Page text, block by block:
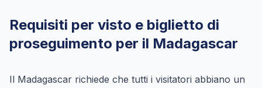
Requisiti per visto e biglietto di
proseguimento per il Madagascar
Il Madagascar richiede che tutti i visitatori abbiano un